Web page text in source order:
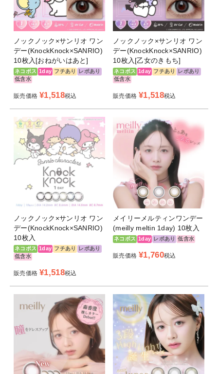
ノックノック×サンリオ ワン
デー(KnockKnock×SANRIO)
10枚入[おねがいはあと]
ネコポス 1day フチあり
レポあり
低含水
販売価格 ¥1,518税込
ノックノック×サンリオ ワン
デー(KnockKnock×SANRIO)
10枚入[乙女のきもち]
ネコポス 1day フチあり
レポあり
低含水
販売価格 ¥1,518税込
ノックノック×サンリオ ワン
デー(KnockKnock×SANRIO)
10枚入
ネコポス 1day フチあり
レポあり
低含水
販売価格 ¥1,518税込
メイリーメルティンワンデー
(meilly meltin 1day) 10枚入
ネコポス 1day レポあり 低含水
販売価格 ¥1,760税込